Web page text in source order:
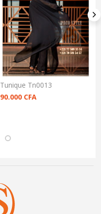
Tunique Tn0013
90.000 CFA